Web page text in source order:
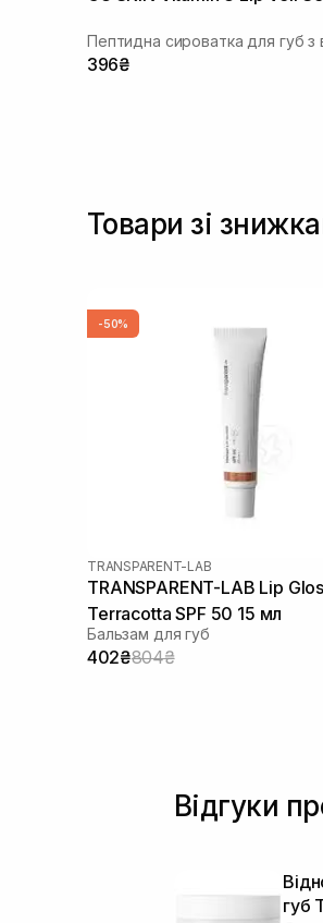
396₴
Товари зі
-50%
TRANSPARENT-LAB
TRANSPARENT-LAB Lip
Terracotta SPF 50 15 мл
Бальзам для губ
402₴804₴
Відгуки
губ